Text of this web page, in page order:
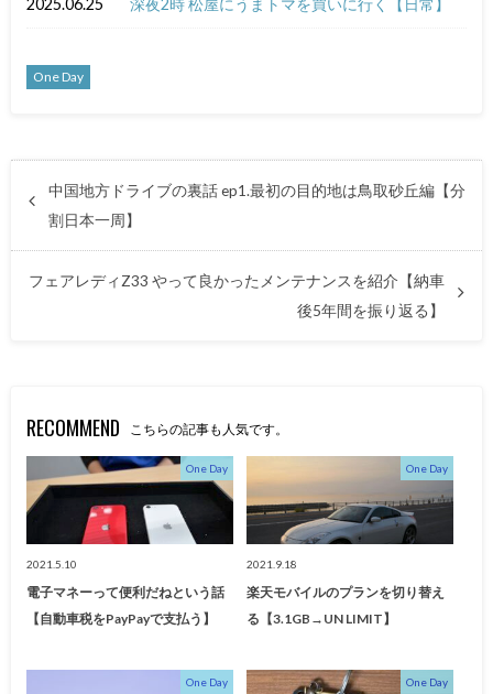
2025.06.25 深夜2時 松屋にうまトマを買いに行く【日常】
One Day
中国地方ドライブの裏話 ep1.最初の目的地は鳥取砂丘編【分
割日本一周】
フェアレディZ33 やって良かったメンテナンスを紹介【納車
後5年間を振り返る】
RECOMMEND こちらの記事も人気です。
One Day
2021.5.10
電子マネーって便利だねという話
【自動車税をPayPayで支払う】
One Day
2021.9.18
楽天モバイルのプランを切り替え
る【3.1GB→UN LIMIT】
One Day One Day